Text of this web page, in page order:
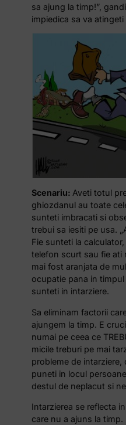
sa ajung la timp!”,
impiedica sa va
Scenariu: Aveti totul
ghiozdanul au toate
sunteti imbracati si
trebui sa iesiti pe usa.
Fie sunteti la
telefon scurt sau fie ati
mai fost aranjata de
ocupatie pana in
sunteti in intarziere.
Sa eliminam factorii
ajungem la timp. E
numai pe ceea ce
micile treburi pe mai
probleme de intarziere,
puneti in locul
destul de neplacut si
Intarzierea se reflecta
care nu a ajuns la timp.